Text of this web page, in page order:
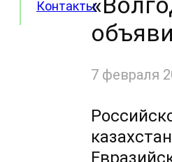
Контакты
7 февраля